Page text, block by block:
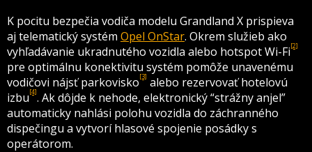
K pocitu bezpečia vodiča modelu Grandland X prispieva
aj telematický systém Opel OnStar. Okrem služieb ako
vyhľadávanie ukradnutého vozidla alebo hotspot Wi-Fi[2]
pre optimálnu konektivitu systém pomôže unavenému
vodičovi nájsť parkovisko[3] alebo rezervovať hotelovú
izbu[4]. Ak dôjde k nehode, elektronický “strážny anjel”
automaticky nahlási polohu vozidla do záchranného
dispečingu a vytvorí hlasové spojenie posádky s
operátorom.